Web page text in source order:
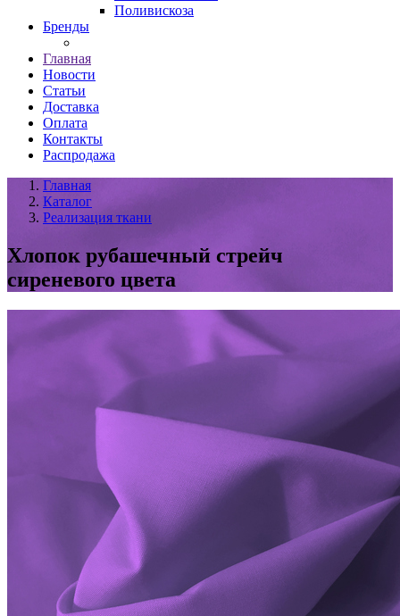
Поливискоза
Бренды
Главная
Новости
Статьи
Доставка
Оплата
Контакты
Распродажа
Главная
Каталог
Реализация ткани
Хлопок рубашечный стрейч
сиреневого цвета